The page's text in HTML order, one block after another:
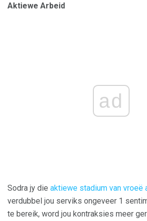
Aktiewe Arbeid
ad
Sodra jy die aktiewe stadium van vroeë
verdubbel jou serviks ongeveer 1
te bereik, word jou kontraksies meer